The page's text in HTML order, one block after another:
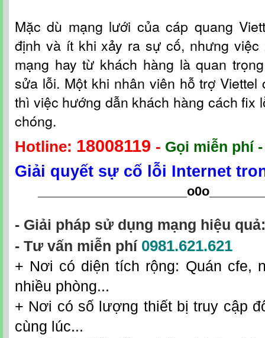
Mặc dù mạng lưới củacáp quang
định và ít khi xảy ra sự cố, nhưng
mạng hay từ khách hàng là quan
sửa lỗi. Một khi nhân viên hỗ trợViettel
thì việc hướng dẫn khách hàng cách fix
chóng.
Hotline: 18008119 - Gọi miễn phí -
Giải quyết sự cố lỗi Internet
_____________________o0o
- Giải pháp sử dụng mạng hiệu quả:
- Tư vấn miễn phí 0981.621.621
+ Nơi có diện tích rộng: Quán cfe,
nhiều phòng...
+ Nơi có số lượng thiết bị truy cập
cùng lúc...